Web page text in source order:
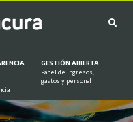
GESTIÓN ABIERTA
Panel de ingresos,
gastos y personal